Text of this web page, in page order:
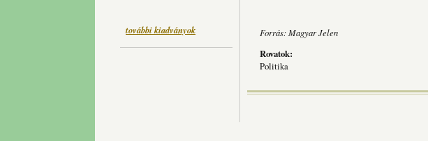
további kiadványok Forrás: Magyar Jelen
Rovatok:
Politika